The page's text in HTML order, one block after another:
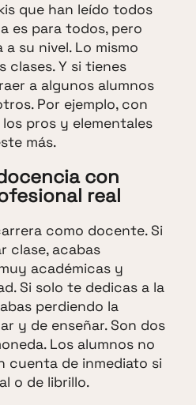
que han leído todos
es para todos, pero
su nivel. Lo mismo
Y si tienes
a algunos alumnos
Por ejemplo, con
pros y elementales
más.
con
real
como docente. Si
clase, acabas
académicas y
Si solo te dedicas a la
perdiendo la
y de enseñar. Son dos
Los alumnos no
cuenta de inmediato si
o de librillo.